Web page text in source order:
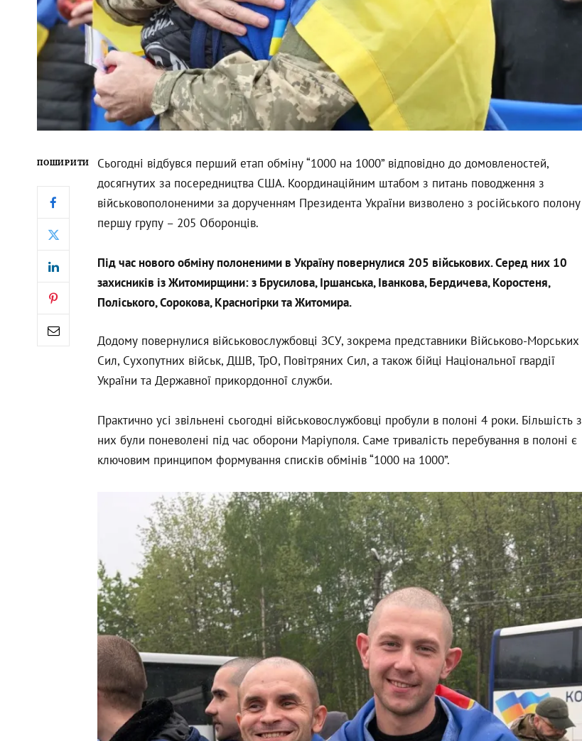
ПОШИРИТИ
Сьогодні відбувся перший етап обміну “1000 на 1000” відповідно до домовленостей,
досягнутих за посередництва США. Координаційним штабом з питань поводження з
військовополоненими за дорученням Президента України визволено з російського полону
першу групу – 205 Оборонців.
Під час нового обміну полоненими в Україну повернулися 205 військових. Серед них 10
захисників із Житомирщини: з Брусилова, Іршанська, Іванкова, Бердичева, Коростеня,
Поліського, Сорокова, Красногірки та Житомира.
Додому повернулися військовослужбовці ЗСУ, зокрема представники Військово-Морських
Сил, Сухопутних військ, ДШВ, ТрО, Повітряних Сил, а також бійці Національної гвардії
України та Державної прикордонної служби.
Практично усі звільнені сьогодні військовослужбовці пробули в полоні 4 роки. Більшість з
них були поневолені під час оборони Маріуполя. Саме тривалість перебування в полоні є
ключовим принципом формування списків обмінів “1000 на 1000”.